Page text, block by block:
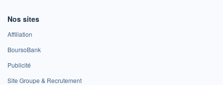
Nos sites
Affiliation
BoursoBank
Publicité
Site Groupe & Recrutement